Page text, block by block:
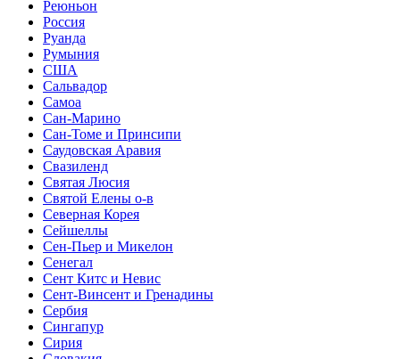
Реюньон
Россия
Руанда
Румыния
США
Сальвадор
Самоа
Сан-Марино
Сан-Томе и Принсипи
Саудовская Аравия
Свазиленд
Святая Люсия
Святой Елены о-в
Северная Корея
Сейшеллы
Сен-Пьер и Микелон
Сенегал
Сент Китс и Невис
Сент-Винсент и Гренадины
Сербия
Сингапур
Сирия